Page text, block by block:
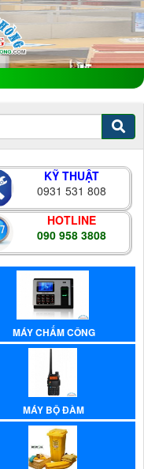
KỸ THUẬT
0931 531 808
HOTLINE
090 958 3808
MÁY CHẤM CÔNG
MÁY BỘ ĐÀM